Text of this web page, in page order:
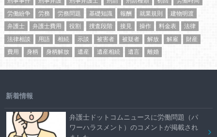
労働紛争
労務 労務問題 基礎知識 報酬 就業規則
建物明渡
弁護士
弁護士費用 役割 捜査段階 接見 操作 料金表
法律
法律相談
用語 相続 示談 被害者 被疑者 解放 解雇
財産
費用
身柄 身柄解放 遺産 遺産相続 遺言 離婚
新着情報
弁護士ドットコムニュースに労働問題（パ
ワーハラスメント）のコメントが掲載され